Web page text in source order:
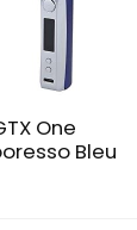
One
Bleu